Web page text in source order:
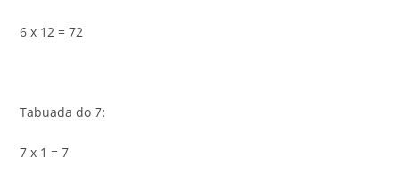
6 x 12 = 72
Tabuada do 7:
7 x 1 = 7